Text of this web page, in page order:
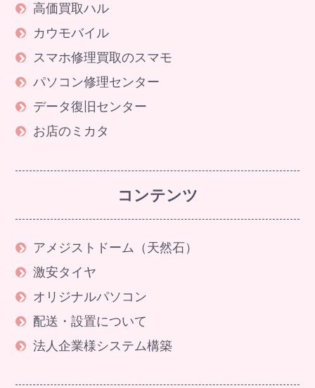
高価買取ハル
カウモバイル
スマホ修理買取のスマモ
パソコン修理センター
データ復旧センター
お店のミカタ
コンテンツ
アメジストドーム（天然石）
激安タイヤ
オリジナルパソコン
配送・設置について
法人企業様システム構築